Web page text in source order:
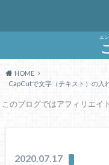
エ
HOME
CapCutで文字（テキスト）の入
このブログではアフィリエイ
2020.07.17